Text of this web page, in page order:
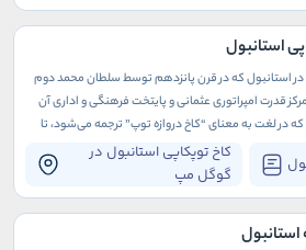
استانبول
کاخ توپکاپی استانبول در
گوگل مپ
در استانبول که در قرن پانزدهم توسط سلطان محمد دوم
قدرت امپراتوری عثمانی و پایتخت فرهنگی و اداری آن
که در لغت به معنای “کاخ دروازه توپ” ترجمه می‌شود، تا
به آن کاخ جدید می‌گفتند.
استانبول